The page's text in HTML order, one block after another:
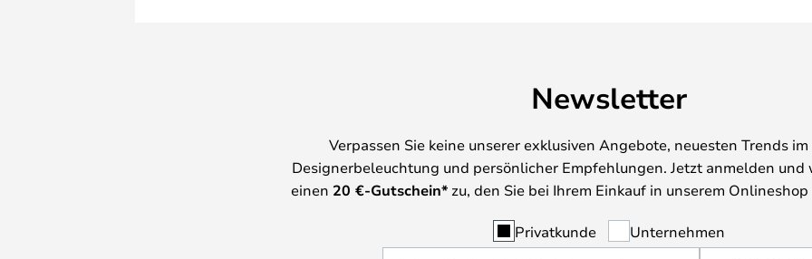
Newsletter
Verpassen Sie keine unserer exklusiven Angebote, neuesten Trends
Designerbeleuchtung und persönlicher Empfehlungen. Jetzt anmelden und
einen 20 €-Gutschein*zu, den Sie bei Ihrem Einkauf in unserem
Privatkunde Unternehmen